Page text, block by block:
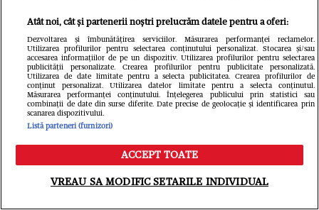
El este Marian, românul de doar 19
ani, mort la cules de roșii în Italia:
„Ai lăsat o mare durere în inimile
noastre”
Meniu Caută
Atât noi, cât și partenerii noștri prelucrăm datele pentru a oferi:
Dezvoltarea și îmbunătățirea serviciilor. Măsurarea performanței reclamelor.
Utilizarea profilurilor pentru selectarea conținutului personalizat. Stocarea și/sau
accesarea informațiilor de pe un dispozitiv. Utilizarea profilurilor pentru selectarea
publicității personalizate. Crearea profilurilor pentru publicitate personalizată.
Utilizarea de date limitate pentru a selecta publicitatea. Crearea profilurilor de
conținut personalizat. Utilizarea datelor limitate pentru a selecta conținutul.
Măsurarea performanței conținutului. Înțelegerea publicului prin statistici sau
combinații de date din surse diferite. Date precise de geolocație și identificarea prin
scanarea dispozitivului.
Listă parteneri (furnizori)
ACCEPT TOATE
VREAU SA MODIFIC SETARILE INDIVIDUAL